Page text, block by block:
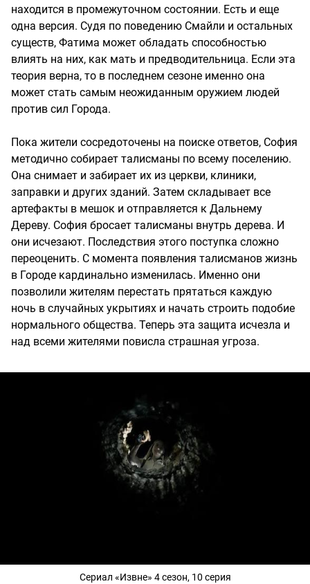
находится в промежуточном состоянии. Есть и еще
одна версия. Судя по поведению Смайли и остальных
существ, Фатима может обладать способностью
влиять на них, как мать и предводительница. Если эта
теория верна, то в последнем сезоне именно она
может стать самым неожиданным оружием людей
против сил Города.
Пока жители сосредоточены на поиске ответов, София
методично собирает талисманы по всему поселению.
Она снимает и забирает их из церкви, клиники,
заправки и других зданий. Затем складывает все
артефакты в мешок и отправляется к Дальнему
Дереву. София бросает талисманы внутрь дерева. И
они исчезают. Последствия этого поступка сложно
переоценить. С момента появления талисманов жизнь
в Городе кардинально изменилась. Именно они
позволили жителям перестать прятаться каждую
ночь в случайных укрытиях и начать строить подобие
нормального общества. Теперь эта защита исчезла и
над всеми жителями повисла страшная угроза.
Сериал «Извне» 4 сезон, 10 серия